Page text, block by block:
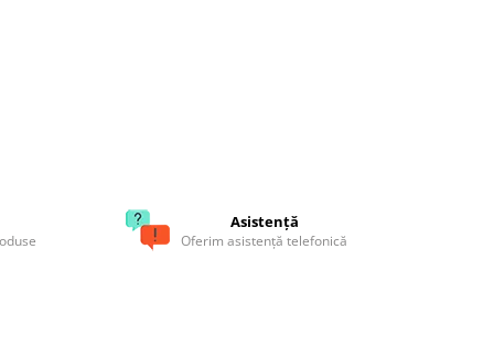
Asistență
Oferim asistență telefonică